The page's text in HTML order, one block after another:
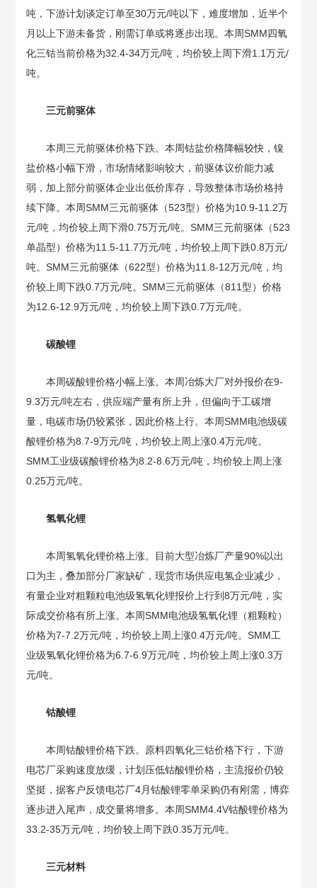
吨，下游计划谈定订单至30万元/吨以下，难度增加，近半个
月以上下游未备货，刚需订单或将逐步出现。本周SMM四氧
化三钴当前价格为32.4-34万元/吨，均价较上周下滑1.1万元/
吨。
三元前驱体
本周三元前驱体价格下跌。本周钴盐价格降幅较快，镍
盐价格小幅下滑，市场情绪影响较大，前驱体议价能力减
弱，加上部分前驱体企业出低价库存，导致整体市场价格持
续下降。本周SMM三元前驱体（523型）价格为10.9-11.2万
元/吨，均价较上周下滑0.75万元/吨。SMM三元前驱体（523
单晶型）价格为11.5-11.7万元/吨，均价较上周下跌0.8万元/
吨。SMM三元前驱体（622型）价格为11.8-12万元/吨，均
价较上周下跌0.7万元/吨。SMM三元前驱体（811型）价格
为12.6-12.9万元/吨，均价较上周下跌0.7万元/吨。
碳酸锂
本周碳酸锂价格小幅上涨。本周冶炼大厂对外报价在9-
9.3万元/吨左右，供应端产量有所上升，但偏向于工碳增
量，电碳市场仍较紧张，因此价格上行。本周SMM电池级碳
酸锂价格为8.7-9万元/吨，均价较上周上涨0.4万元/吨。
SMM工业级碳酸锂价格为8.2-8.6万元/吨，均价较上周上涨
0.25万元/吨。
氢氧化锂
本周氢氧化锂价格上涨。目前大型冶炼厂产量90%以出
口为主，叠加部分厂家缺矿，现货市场供应电氢企业减少，
有量企业对粗颗粒电池级氢氧化锂报价上行到8万元/吨，实
际成交价格有所上涨。本周SMM电池级氢氧化锂（粗颗粒）
价格为7-7.2万元/吨，均价较上周上涨0.4万元/吨。SMM工
业级氢氧化锂价格为6.7-6.9万元/吨，均价较上周上涨0.3万
元/吨。
钴酸锂
本周钴酸锂价格下跌。原料四氧化三钴价格下行，下游
电芯厂采购速度放缓，计划压低钴酸锂价格，主流报价仍较
坚挺，据客户反馈电芯厂4月钴酸锂零单采购仍有刚需，博弈
逐步进入尾声，成交量将增多。本周SMM4.4V钴酸锂价格为
33.2-35万元/吨，均价较上周下跌0.35万元/吨。
三元材料